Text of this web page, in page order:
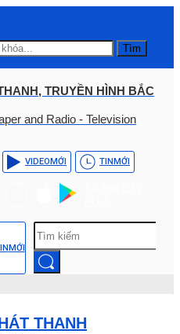
Tìm
TRUYỀN HÌNH BẮC
and Radio - Television
VIDEOMỚI TINMỚI
MỚI
THANH